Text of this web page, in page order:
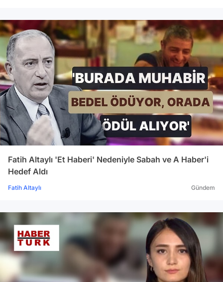
Fatih Altaylı 'Et Haberi' Nedeniyle Sabah ve A Haber'i
Hedef Aldı
Fatih Altaylı Gündem